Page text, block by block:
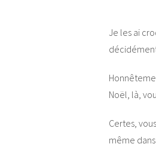
Je les ai
Noël, là,
Certes,
même